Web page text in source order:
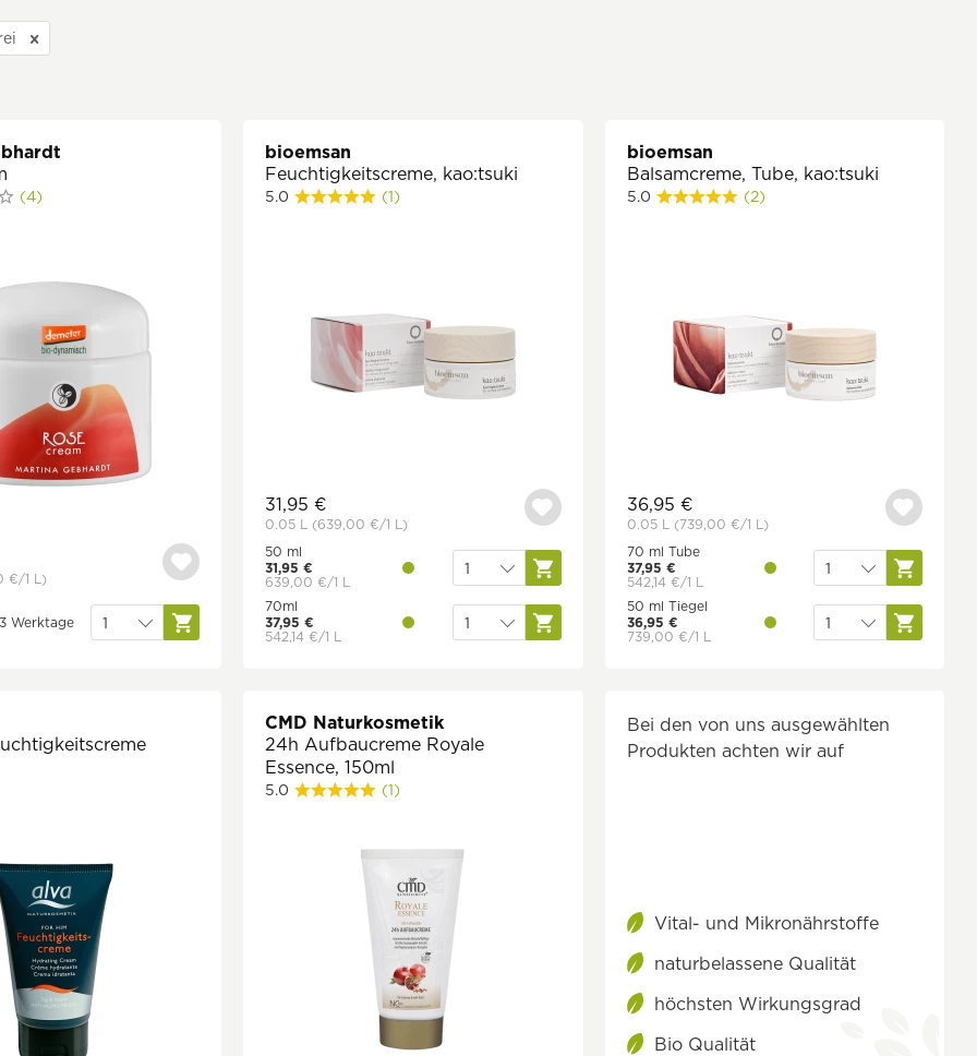
(4)
€/1 L)
Werktage
bioemsan
Feuchtigkeitscreme, kao:tsuki
5.0 (1)
31,95 €
0.05 L (639,00 €/1 L)
50 ml
31,95 €
639,00 €/1 L
70ml
37,95 €
542,14 €/1 L
bioemsan
Balsamcreme, Tube, kao:tsuki
5.0 (2)
36,95 €
0.05 L (739,00 €/1 L)
70 ml Tube
37,95 €
542,14 €/1 L
50 ml Tiegel
36,95 €
739,00 €/1 L
CMD Naturkosmetik
24h Aufbaucreme Royale
Essence, 150ml
5.0 (1)
Bei den von uns ausgewählten
Produkten achten wir auf
Vital- und Mikronährstoffe
naturbelassene Qualität
höchsten Wirkungsgrad
Bio Qualität